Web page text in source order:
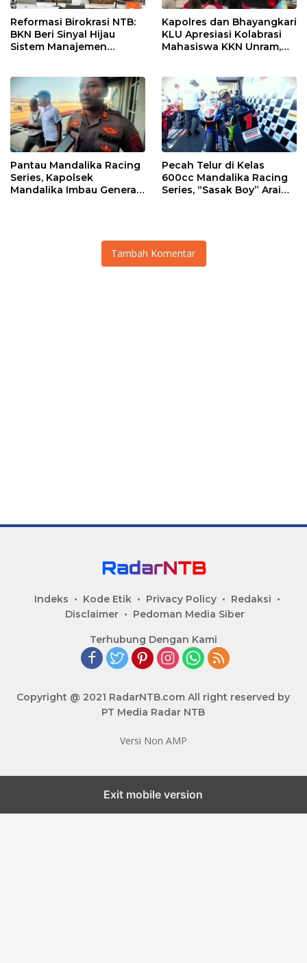
Reformasi Birokrasi NTB:
BKN Beri Sinyal Hijau
Sistem Manajemen
Kapolres dan Bhayangkari
KLU Apresiasi Kolabrasi
Mahasiswa KKN Unram,
Pantau Mandalika Racing
Series, Kapolsek
Mandalika Imbau Generasi
Pecah Telur di Kelas
600cc Mandalika Racing
Series, “Sasak Boy” Arai
Tambah Komentar
Indeks Kode Etik Privacy Policy
Redaksi
Disclaimer
Pedoman Media Siber
Terhubung Dengan Kami
Copyright @ 2021 RadarNTB.com All right reserved by
PT Media Radar NTB
Versi Non AMP
Exit mobile version